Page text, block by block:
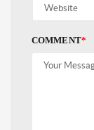
COMMENT*